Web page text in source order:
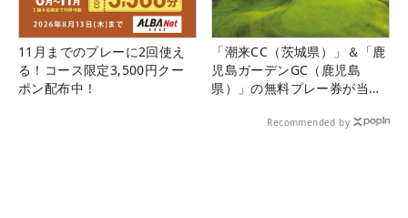
11月までのプレーに2回使え
る！コース限定3,500円クー
ポン配布中！
「潮来CC（茨城県）」＆「鹿
児島ガーデンGC（鹿児島
県）」の無料プレー券が当た
Recommended by